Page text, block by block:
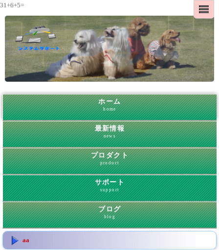
31+6+5=
ホーム
home
最新情報
news
プロダクト
product
サポート
support
ブログ
blog
aa